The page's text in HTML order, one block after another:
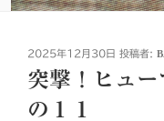
投
稿
日:
2025年12月30日 投稿者:
突撃！ヒュ
の１１